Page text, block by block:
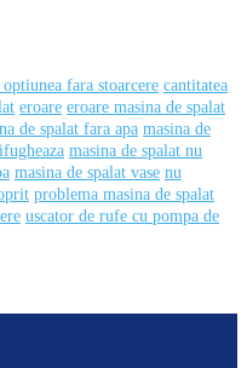
fara stoarcere cantitatea
eroare eroare masina de spalat
de spalat fara apa masina de
masina de spalat nu
masina de spalat vase nu
problema masina de spalat
uscator de rufe cu pompa de